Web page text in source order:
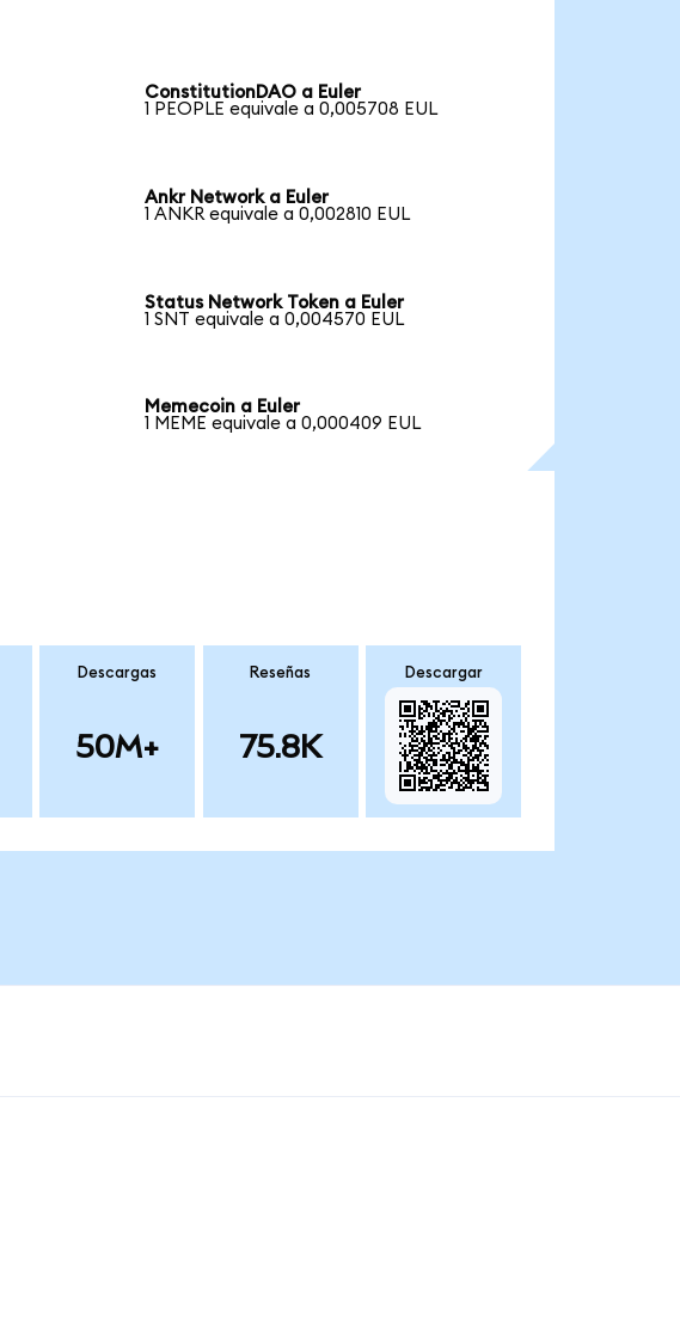
ConstitutionDAO a Euler
1 PEOPLE equivale a 0,005708 EUL
Ankr Network a Euler
1 ANKR equivale a 0,002810 EUL
Status Network Token a Euler
1 SNT equivale a 0,004570 EUL
Memecoin a Euler
1 MEME equivale a 0,000409 EUL
Descargas
50M+
Reseñas
75.8K
Descargar